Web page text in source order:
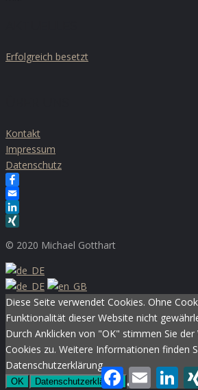
Erfolgreich besetzt
Kontakt
Impressum
Datenschutz
Facebook
Email
LinkedIn
© 2020 Michael Gotthart
Facebook
Email
Diese Seite verwendet Cookies. Ohne
Funktionalität dieser Website nicht
Durch Anklicken von "OK" stimmen Sie der
Cookies zu. Weitere Informationen finden
Datenschutzerklärung.
OK Datenschutzerklärung